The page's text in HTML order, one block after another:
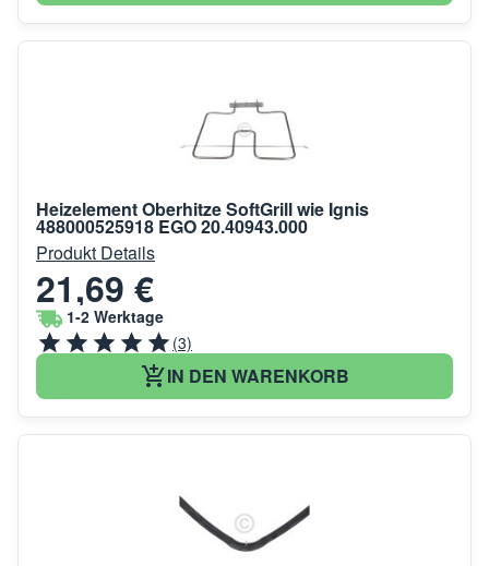
Heizelement Oberhitze SoftGrill wie Ignis
488000525918 EGO 20.40943.000
Produkt Details
21,69 €
1-2 Werktage
(3)
IN DEN WARENKORB